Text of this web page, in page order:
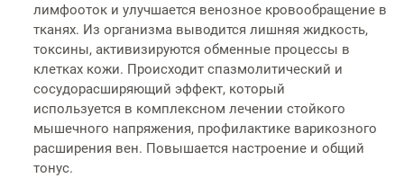
лимфооток и улучшается венозное кровообращение в
тканях. Из организма выводится лишняя жидкость,
токсины, активизируются обменные процессы в
клетках кожи. Происходит спазмолитический и
сосудорасширяющий эффект, который
используется в комплексном лечении стойкого
мышечного напряжения, профилактике варикозного
расширения вен. Повышается настроение и общий
тонус.